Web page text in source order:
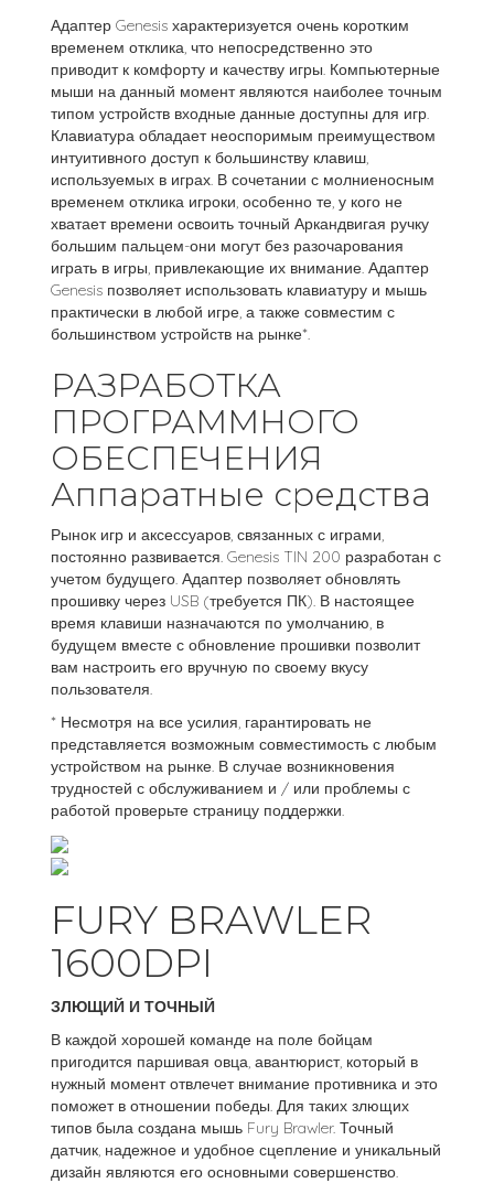
Адаптер Genesis характеризуется очень коротким
временем отклика, что непосредственно это
приводит к комфорту и качеству игры. Компьютерные
мыши на данный момент являются наиболее точным
типом устройств входные данные доступны для игр.
Клавиатура обладает неоспоримым преимуществом
интуитивного доступ к большинству клавиш,
используемых в играх. В сочетании с молниеносным
временем отклика игроки, особенно те, у кого не
хватает времени освоить точный Аркандвигая ручку
большим пальцем-они могут без разочарования
играть в игры, привлекающие их внимание. Адаптер
Genesis позволяет использовать клавиатуру и мышь
практически в любой игре, а также совместим с
большинством устройств на рынке*.
РАЗРАБОТКА
ПРОГРАММНОГО
ОБЕСПЕЧЕНИЯ
Аппаратные средства
Рынок игр и аксессуаров, связанных с играми,
постоянно развивается. Genesis TIN 200 разработан с
учетом будущего. Адаптер позволяет обновлять
прошивку через USB (требуется ПК). В настоящее
время клавиши назначаются по умолчанию, в
будущем вместе с обновление прошивки позволит
вам настроить его вручную по своему вкусу
пользователя.
* Несмотря на все усилия, гарантировать не
представляется возможным совместимость с любым
устройством на рынке. В случае возникновения
трудностей с обслуживанием и / или проблемы с
работой проверьте страницу поддержки.
FURY BRAWLER
1600DPI
ЗЛЮЩИЙ И ТОЧНЫЙ
В каждой хорошей команде на поле бойцам
пригодится паршивая овца, авантюрист, который в
нужный момент отвлечет внимание противника и это
поможет в отношении победы. Для таких злющих
типов была создана мышь Fury Brawler. Точный
датчик, надежное и удобное сцепление и уникальный
дизайн являются его основными совершенство.